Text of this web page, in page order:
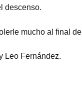
descenso.
mucho al final de
Leo Fernández.